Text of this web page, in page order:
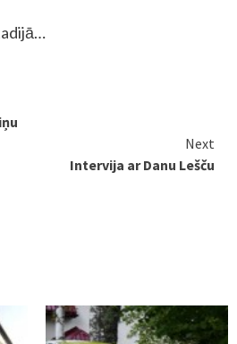
Next
Intervija ar Danu Lešču